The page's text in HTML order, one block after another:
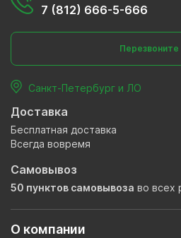
О компании
7 (812) 666-5-666
Перезвоните
Санкт-Петербург и ЛО
Доставка
Бесплатная доставка
Всегда вовремя
Самовывоз
50 пунктов самовывоза во всех